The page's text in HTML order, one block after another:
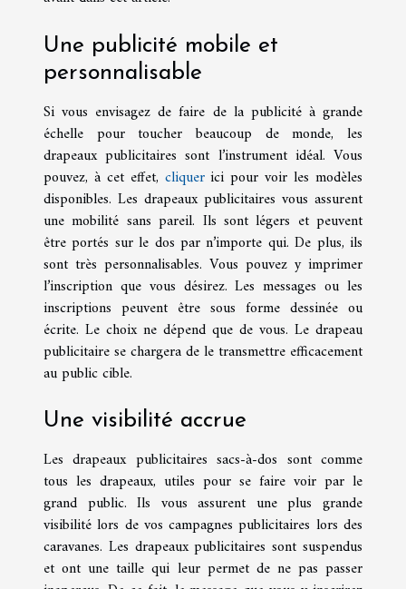
Une publicité mobile et
personnalisable
Si vous envisagez de faire de la publicité à grande
échelle pour toucher beaucoup de monde, les
drapeaux publicitaires sont l’instrument idéal. Vous
pouvez, à cet effet, cliquerici pour voir les modèles
disponibles. Les drapeaux publicitaires vous assurent
une mobilité sans pareil. Ils sont légers et peuvent
être portés sur le dos par n’importe qui. De plus, ils
sont très personnalisables. Vous pouvez y imprimer
l’inscription que vous désirez. Les messages ou les
inscriptions peuvent être sous forme dessinée ou
écrite. Le choix ne dépend que de vous. Le drapeau
publicitaire se chargera de le transmettre efficacement
au public cible.
Une visibilité accrue
Les drapeaux publicitaires sacs-à-dos sont comme
tous les drapeaux, utiles pour se faire voir par le
grand public. Ils vous assurent une plus grande
visibilité lors de vos campagnes publicitaires lors des
caravanes. Les drapeaux publicitaires sont suspendus
et ont une taille qui leur permet de ne pas passer